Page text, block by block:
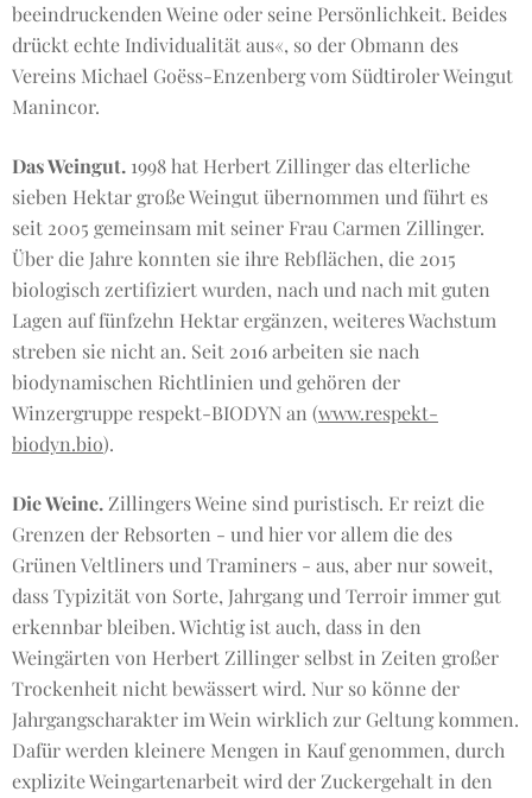
beeindruckenden Weine oder seine Persönlichkeit. Beides
drückt echte Individualität aus«, so der Obmann des
Vereins Michael Goëss-Enzenberg vom Südtiroler Weingut
Manincor.
Das Weingut. 1998 hat Herbert Zillinger das elterliche
sieben Hektar große Weingut übernommen und führt es
seit 2005 gemeinsam mit seiner Frau Carmen Zillinger.
Über die Jahre konnten sie ihre Rebflächen, die 2015
biologisch zertifiziert wurden, nach und nach mit guten
Lagen auf fünfzehn Hektar ergänzen, weiteres Wachstum
streben sie nicht an. Seit 2016 arbeiten sie nach
biodynamischen Richtlinien und gehören der
Winzergruppe respekt-BIODYN an (www.respekt-
biodyn.bio).
Die Weine.Zillingers Weine sind puristisch. Er reizt die
Grenzen der Rebsorten - und hier vor allem die des
Grünen Veltliners und Traminers - aus, aber nur soweit,
dass Typizität von Sorte, Jahrgang und Terroir immer gut
erkennbar bleiben. Wichtig ist auch, dass in den
Weingärten von Herbert Zillinger selbst in Zeiten großer
Trockenheit nicht bewässert wird. Nur so könne der
Jahrgangscharakter im Wein wirklich zur Geltung kommen.
Dafür werden kleinere Mengen in Kauf genommen, durch
explizite Weingartenarbeit wird der Zuckergehalt in den